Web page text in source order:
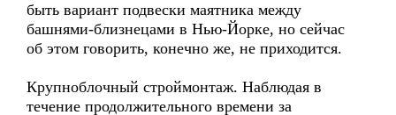
быть вариант подвески маятника между
башнями-близнецами в Нью-Йорке, но сейчас
об этом говорить, конечно же, не приходится.
Крупноблочный строймонтаж. Наблюдая в
течение продолжительного времени за